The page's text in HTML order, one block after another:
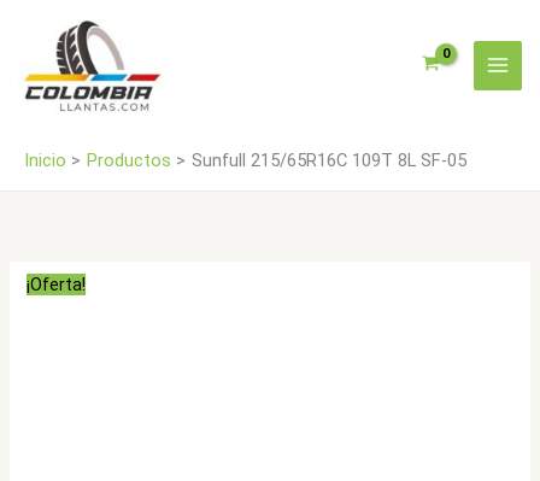
contenido
Inicio Productos Sunfull 215/65R16C 109T 8L SF-05
¡Oferta!
cantidad